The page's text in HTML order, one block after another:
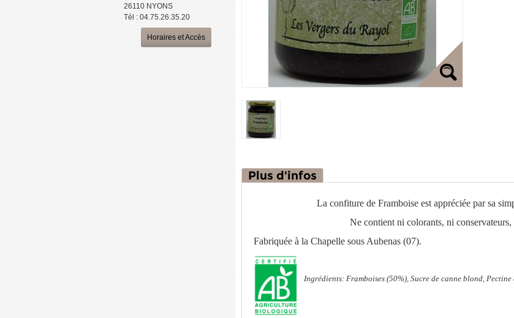
26110 NYONS
Tél : 04.75.26.35.20
Horaires et Accès
Plus d'infos
La confiture de Framboise est appréciée par sa
Ne contient ni colorants, ni
Fabriquée à la Chapelle sous Aubenas (07).
Ingrédients: Framboises (50%), Sucre de canne blond,